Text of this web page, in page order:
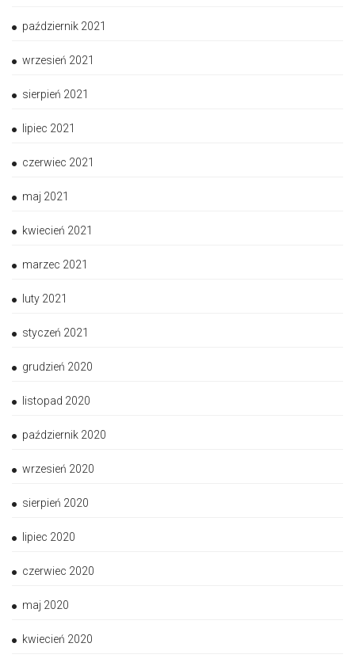
październik 2021
wrzesień 2021
sierpień 2021
lipiec 2021
czerwiec 2021
maj 2021
kwiecień 2021
marzec 2021
luty 2021
styczeń 2021
grudzień 2020
listopad 2020
październik 2020
wrzesień 2020
sierpień 2020
lipiec 2020
czerwiec 2020
maj 2020
kwiecień 2020